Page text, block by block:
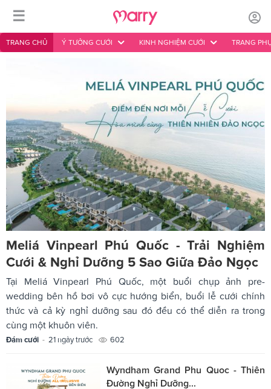
☰
TRANG CHỦ Ý TƯỞNG CƯỚI KINH NGHIỆM CƯỚI TRANG
Meliá Vinpearl Phú Quốc - Trải Nghiệm
Cưới & Nghỉ Dưỡng 5 Sao Giữa Đảo Ngọc
Tại Meliá Vinpearl Phú Quốc, một buổi chụp ảnh pre-
wedding bên hồ bơi vô cực hướng biển, buổi lễ cưới chính
thức và cả kỳ nghỉ dưỡng sau đó đều có thể diễn ra trong
cùng một khuôn viên.
Đám cưới - 21 ngày trước 602
Wyndham Grand Phu Quoc - Thiên
Đường Nghỉ Dưỡng...